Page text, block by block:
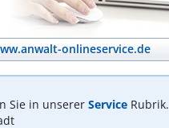
onlineservice.de
Sie in unserer ServiceRubrik.